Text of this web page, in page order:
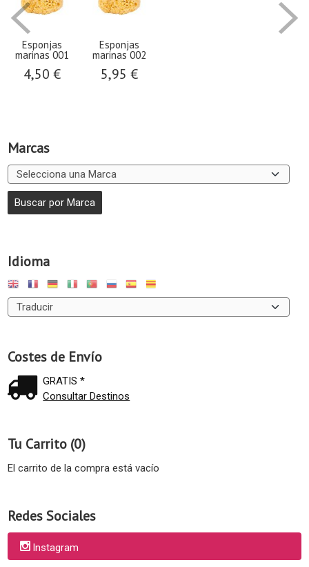
Marcas
Idioma
Costes de Envío
GRATIS *
Consultar Destinos
Tu Carrito (0)
El carrito de la compra está vacío
Redes Sociales
Instagram
Esponjas
marinas 001
4,50 €
Esponjas
marinas 002
5,95 €